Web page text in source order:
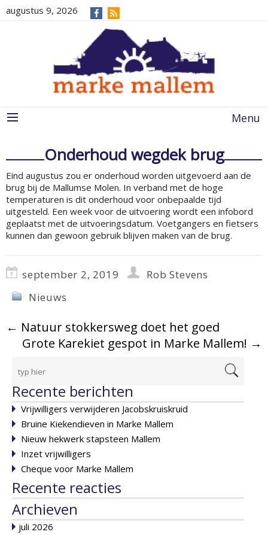
augustus 9, 2026
Menu
Onderhoud wegdek brug
Eind augustus zou er onderhoud worden uitgevoerd aan de
brug bij de Mallumse Molen. In verband met de hoge
temperaturen is dit onderhoud voor onbepaalde tijd
uitgesteld. Een week voor de uitvoering wordt een infobord
geplaatst met de uitvoeringsdatum. Voetgangers en fietsers
kunnen dan gewoon gebruik blijven maken van de brug.
september 2, 2019
Rob Stevens
Nieuws
← Natuur stokkersweg doet het goed
Grote Karekiet gespot in Marke Mallem! →
Recente berichten
Vrijwilligers verwijderen Jacobskruiskruid
Bruine Kiekendieven in Marke Mallem
Nieuw hekwerk stapsteen Mallem
Inzet vrijwilligers
Cheque voor Marke Mallem
Recente reacties
Archieven
juli 2026